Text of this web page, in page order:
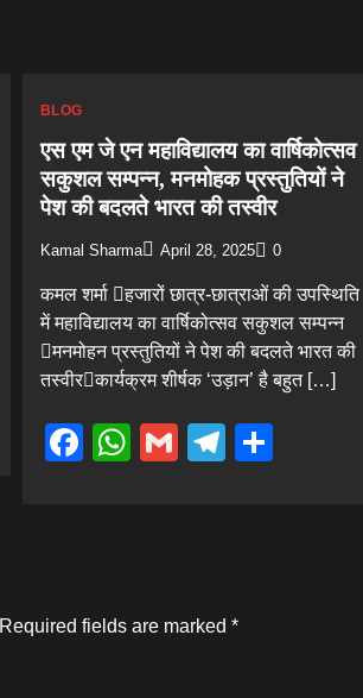
BLOG
एस एम जे एन महाविद्यालय का वार्षिकोत्सव
सकुशल सम्पन्न, मनमोहक प्रस्तुतियों ने
पेश की बदलते भारत की तस्वीर
Kamal Sharma April 28, 2025 0
कमल शर्मा हजारों छात्र-छात्राओं की उपस्थिति
में महाविद्यालय का वार्षिकोत्सव सकुशल सम्पन्न
मनमोहन प्रस्तुतियों ने पेश की बदलते भारत की
तस्वीरकार्यक्रम शीर्षक ‘उड़ान’ है बहुत […]
Facebook
WhatsApp
GmailTelegram
Required fields are marked *